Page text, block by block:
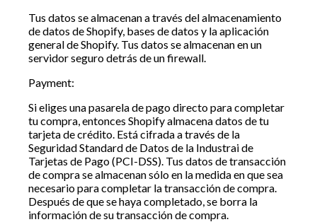
Tus datos se almacenan a través del almacenamiento
de datos de Shopify, bases de datos y la aplicación
general de Shopify. Tus datos se almacenan en un
servidor seguro detrás de un firewall.
Payment:
Si eliges una pasarela de pago directo para completar
tu compra, entonces Shopify almacena datos de tu
tarjeta de crédito. Está cifrada a través de la
Seguridad Standard de Datos de la Industrai de
Tarjetas de Pago (PCI-DSS). Tus datos de transacción
de compra se almacenan sólo en la medida en que sea
necesario para completar la transacción de compra.
Después de que se haya completado, se borra la
información de su transacción de compra.